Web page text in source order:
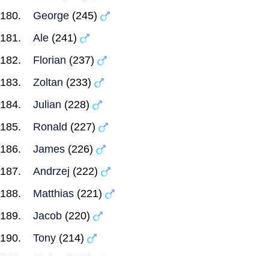
George (245)
Ale (241)
Florian (237)
Zoltan (233)
Julian (228)
Ronald (227)
James (226)
Andrzej (222)
Matthias (221)
Jacob (220)
Tony (214)